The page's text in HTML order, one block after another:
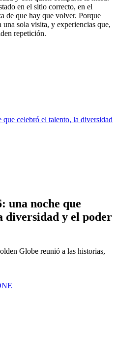
en el sitio correcto, en el
de que hay que volver. Porque
una sola visita, y experiencias que,
repetición.
celebró el talento, la diversidad
una noche que
diversidad y el poder
Globe reunió a las historias,